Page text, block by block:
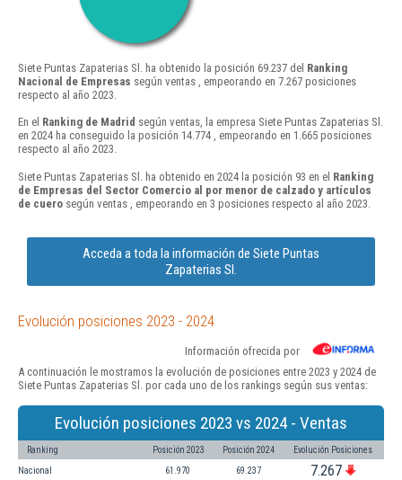
Siete Puntas Zapaterias Sl. ha obtenido la posición 69.237 del Ranking
Nacional de Empresas según ventas , empeorando en 7.267 posiciones
respecto al año 2023.
En el Ranking de Madrid según ventas, la empresa Siete Puntas Zapaterias Sl.
en 2024 ha conseguido la posición 14.774 , empeorando en 1.665 posiciones
respecto al año 2023.
Siete Puntas Zapaterias Sl. ha obtenido en 2024 la posición 93 en el Ranking
de Empresas del Sector Comercio al por menor de calzado y artículos
de cuero según ventas , empeorando en 3 posiciones respecto al año 2023.
Acceda a toda la información de Siete Puntas
Zapaterias Sl.
Evolución posiciones 2023 - 2024
Información ofrecida por
A continuación le mostramos la evolución de posiciones entre 2023 y 2024 de
Siete Puntas Zapaterias Sl. por cada uno de los rankings según sus ventas:
Evolución posiciones 2023 vs 2024 - Ventas
Ranking Posición 2023 Posición 2024 Evolución Posiciones
Nacional 61.970 69.237 7.267